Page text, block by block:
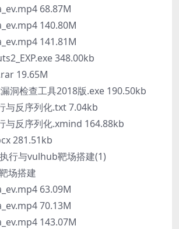
68.87M
140.80M
141.81M
348.00kb
19.65M
检查工具2018版.exe 190.50kb
反序列化.txt 7.04kb
反序列化.xmind 164.88kb
281.51kb
行与vulhub靶场搭建(1)
场搭建
63.09M
70.13M
143.07M